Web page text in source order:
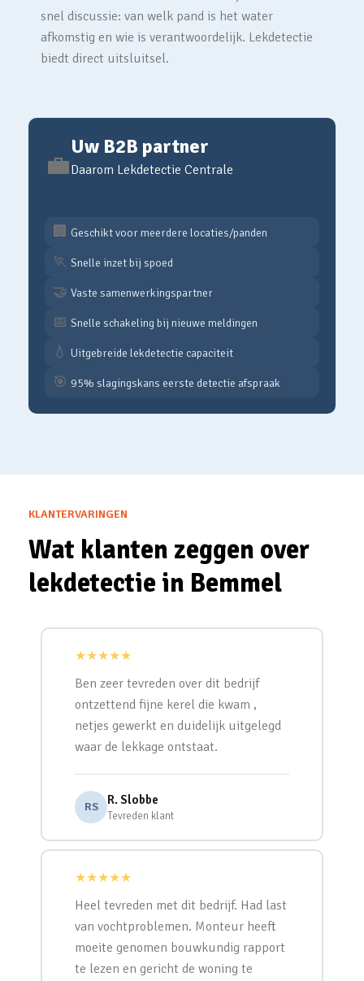
snel discussie: van welk pand is het water
afkomstig en wie is verantwoordelijk. Lekdetectie
biedt direct uitsluitsel.
💼
Uw B2B partner
Daarom Lekdetectie Centrale
🏢 Geschikt voor meerdere locaties/panden
🏃 Snelle inzet bij spoed
🤝 Vaste samenwerkingspartner
📅 Snelle schakeling bij nieuwe meldingen
💧 Uitgebreide lekdetectie capaciteit
🎯 95% slagingskans eerste detectie afspraak
KLANTERVARINGEN
Wat klanten zeggen over
lekdetectie in Bemmel
★★★★★
Ben zeer tevreden over dit bedrijf
ontzettend fijne kerel die kwam ,
netjes gewerkt en duidelijk uitgelegd
waar de lekkage ontstaat.
RS R. Slobbe
Tevreden klant
★★★★★
Heel tevreden met dit bedrijf. Had last
van vochtproblemen. Monteur heeft
moeite genomen bouwkundig rapport
te lezen en gericht de woning te